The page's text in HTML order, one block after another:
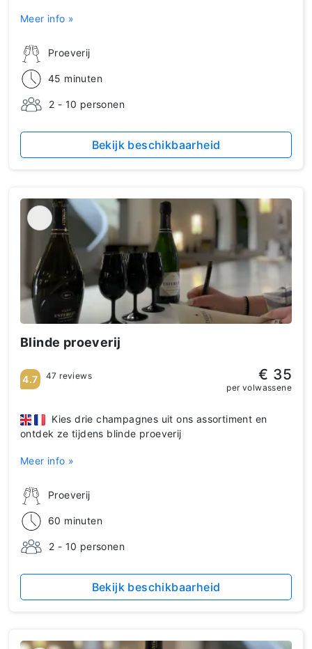
Proeverij
45 minuten
2 - 10 personen
Meer info »
Bekijk beschikbaarheid
Blinde proeverij
Proeverij
60 minuten
2 - 10 personen
Kies drie champagnes uit ons assortiment en
ontdek ze tijdens blinde proeverij
Meer info »
4.7 47 reviews € 35
per volwassene
Bekijk beschikbaarheid